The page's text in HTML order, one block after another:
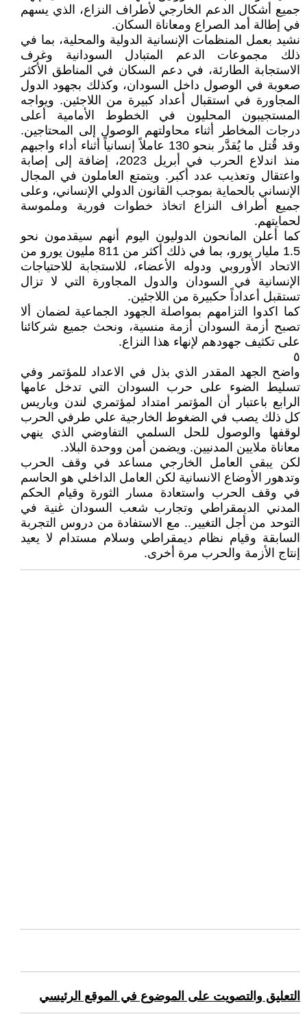
جميع أشكال الدعم الخارجي لأطراف النزاع، الذي يسهم
في إطالة أمد الصراع ومعاناة السكان.
نشيد بعمل المنظمات الإنسانية الدولية والمحلية، بما في
ذلك مجموعات الدعم المتبادل السودانية وغرف
الاستجابة الطارئة، في دعم السكان في المناطق الأكثر
صعوبة في الوصول داخل السودان، وكذلك بجهود الدول
المجاورة في استقبال أعداد كبيرة من اللاجئين. ويواجه
المستجيبون المحليون في الخطوط الأمامية أعلى
درجات المخاطر أثناء محاولتهم الوصول إلى المحتاجين.
وقد قُتل ما يُقدَّر بنحو 130 عاملاً إنسانياً أثناء أداء واجبهم
منذ اندلاع الحرب في أبريل 2023، إضافة إلى إصابة
واعتقال وتعذيب عدد أكبر. ويتمتع العاملون في المجال
الإنساني بالحماية بموجب القانون الدولي الإنساني، وعلى
جميع أطراف النزاع اتخاذ خطوات فورية وملموسة
لحمايتهم.
كما أعلن المانحون الدوليون اليوم أنهم سيقدمون نحو
1.5 مليار يورو، بما في ذلك أكثر من 811 مليون يورو من
الاتحاد الأوروبي ودوله الأعضاء، للاستجابة للاحتياجات
الإنسانية في السودان والدول المجاورة التي لا تزال
تستقبل أعداداً حكبيرة من اللاجئين.
كما اكدوا التزامهم بمواصلة الجهود الجماعية لضمان ألا
تصبح أزمة السودان أزمة منسية، ونحث جميع شركائنا
على تكثيف جهودهم لإنهاء هذا النزاع.
٥
واضح الجهد المقدر الذي بذل في الاعداد للمؤتمر وفي
تسليط الضوء على حرب السودان التي تدخل عامها
الرابع باعتبار أن المؤتمر امتداد لمؤتمري لندن وباريس
كل ذلك يصب في الضغوط الخارجية علي طرفي الحرب
لوقفها والوصول للحل السلمي التفاوضي الذي ينهي
معاناة ملايين المدنيين. ويضمن أمن ووحدة البلاد.
لكن يبقى العامل الخارجي مساعد في وقف الحرب
وتدهور الأوضاع الانسانية لكن العامل الداخلي هو الحاسم
في وقف الحرب واستعادة مسار الثورة وقيام الحكم
المدني الديمقراطي وتجارب شعب السودان غنية في
التوحد من أجل التغيير.. مع الاستفادة من دروس التجربة
السابقة وقيام نظام ديمقراطي وسلام مستدام لا يعيد
إنتاج الأزمة والحرب مرة أخرى.
التعليق والتصويت على الموضوع في الموقع الرئيسي